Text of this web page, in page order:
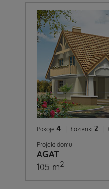
Pokoje 4 Łazienki 2
Projekt domu
AGAT
105 m2